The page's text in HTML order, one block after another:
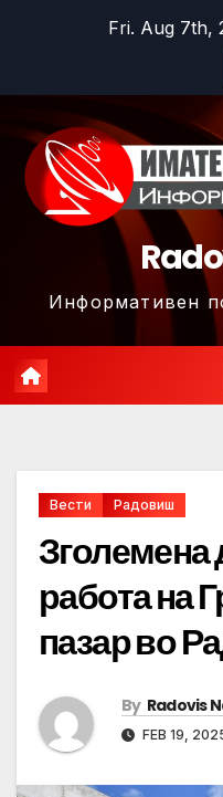
Fri. Aug 7th,
Информативен
Вести Радовиш
Зголемена
работа на
пазар во
By Radovis
FEB 19,